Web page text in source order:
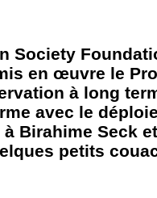
Society
en œuvre le
à long
avec le
Birahime Seck
petits